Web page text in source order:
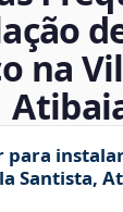
na
para
Santista,